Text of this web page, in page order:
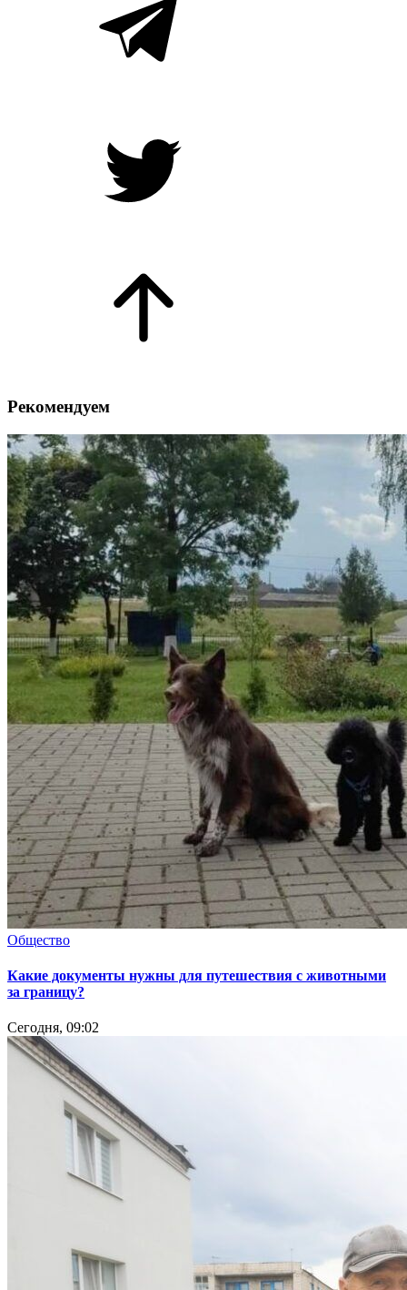
Рекомендуем
Общество
Какие документы нужны для путешествия с животными
за границу?
Сегодня, 09:02